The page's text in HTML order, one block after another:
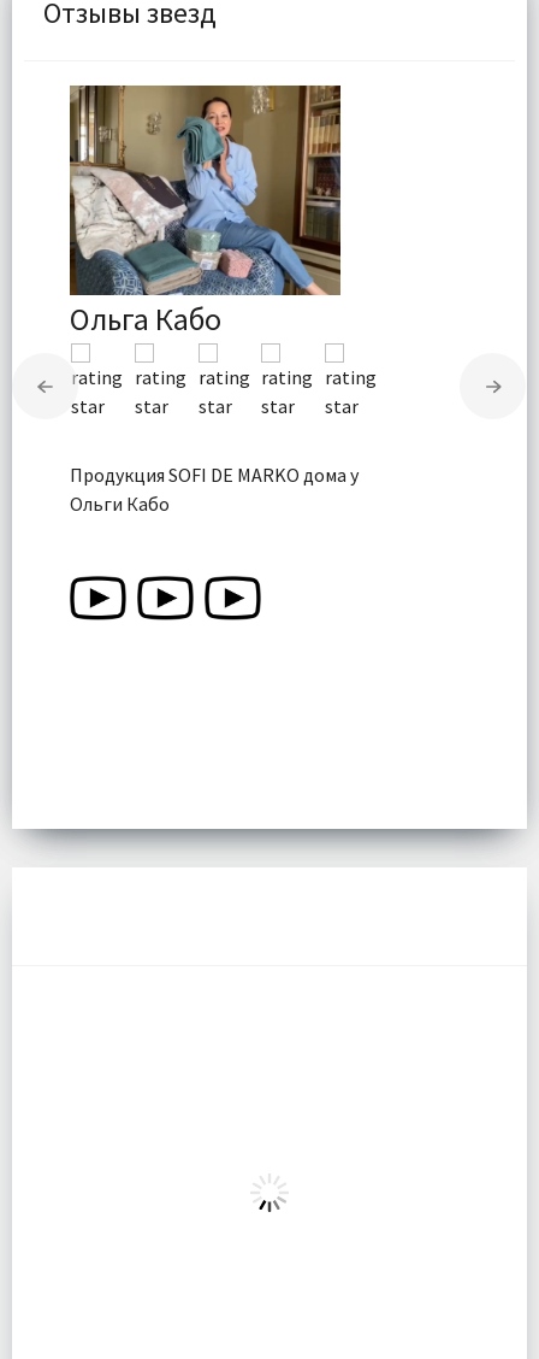
Отзывы звезд
Ольга Кабо
Продукция SOFI DE MARKO дома у
Ольги Кабо